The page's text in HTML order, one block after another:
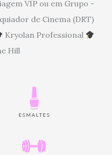
VIP ou em Grupo -
de Cinema (DRT)
Kryolan Professional
Hill